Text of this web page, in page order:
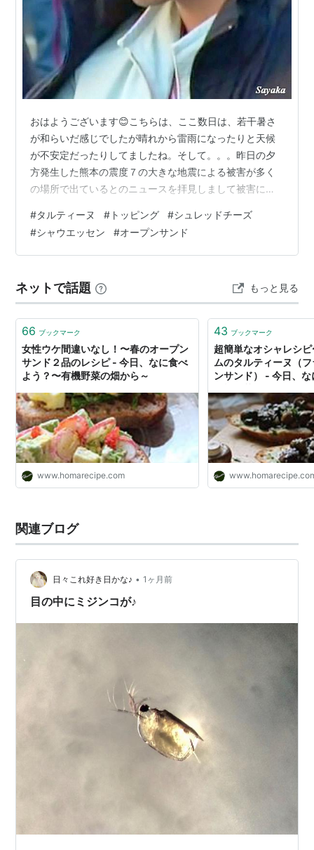
おはようございます😊こちらは、ここ数日は、若干暑さ
が和らいだ感じでしたが晴れから雷雨になったりと天候
が不安定だったりしてましたね。そして。。。昨日の夕
方発生した熊本の震度７の大きな地震による被害が多く
の場所で出ているとのニュースを拝見しまして被害に遭
現地の方々のご様子がとても心配ですが一刻も早い救
出・救助と深刻な被害が拡大しませんようにとお祈りす
るばかりです🙏🙇‍♀️皆様💝いかがお過ごしでしょうか？💕
welcome💗 🥬🍅🥦🥬🍅🥦🥬🍅🥦🥬🍅🥦🥬🍅🥦🥬🍅🥦🥬🍅
🥦🥬本日はですね・・・最…
#タルティーヌ # トッピング #シュレッドチーズ
#シャウエッセン #オープンサンド
ネットで話題 もっと見る
66 ブックマーク
女性ウケ間違いなし！〜春のオープン
サンド２品のレシピ - 今日、なに食べ
よう？〜有機野菜の畑から～
www.homarecipe.com
43 ブックマーク
超簡単なオシャレシ
ムのタルティーヌ（
ンサンド） - 今日、
関連ブログ
日々これ好き日かな♪ • 1ヶ月前
目の中にミジンコが♪